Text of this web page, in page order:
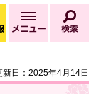
緊急情報
緊急情報を開く
メニュー
新日：2025年4月14日